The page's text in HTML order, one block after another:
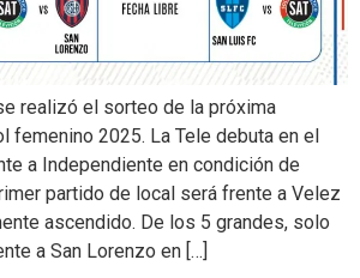
realizó el sorteo de la próxima
femenino 2025. La Tele debuta en el
a Independiente en condición de
partido de local será frente a Velez
ascendido. De los 5 grandes, solo
a San Lorenzo en […]